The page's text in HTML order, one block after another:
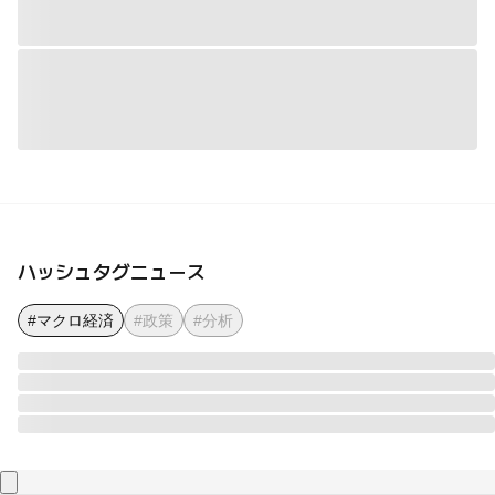
ハッシュタグニュース
#マクロ経済 #政策 #分析